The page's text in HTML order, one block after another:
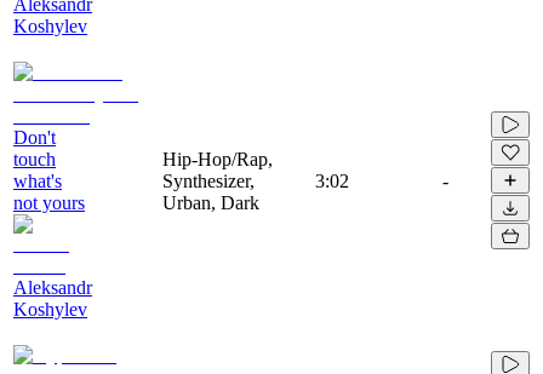
Koshylev
Don't
touch
what's
not yours
Aleksandr
Koshylev
Hip-Hop/Rap,
Synthesizer,
Urban, Dark
3:02 -